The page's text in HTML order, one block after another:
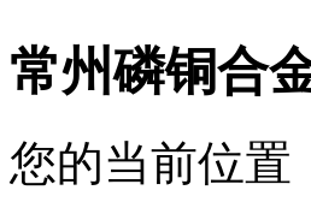
常州磷铜合
您的当前位置